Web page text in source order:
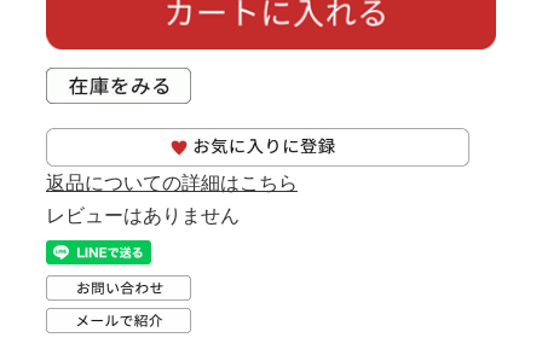
返品についての詳細はこちら
レビューはありません